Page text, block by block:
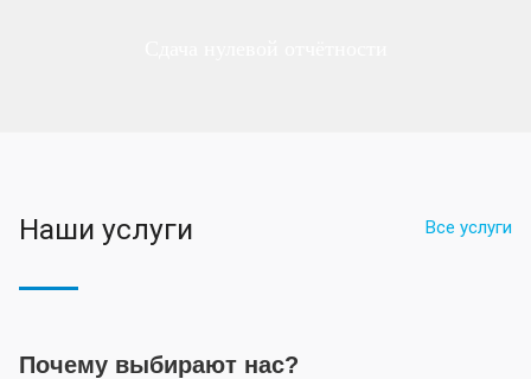
Все услуги
Наши услуги
Почему выбирают нас?